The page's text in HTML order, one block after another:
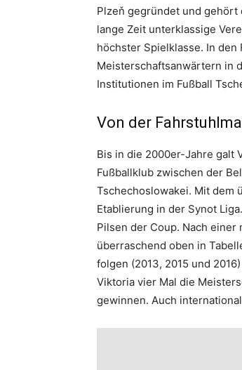
Plzeň gegründet und gehört
lange Zeit unterklassige
höchster Spielklasse. In den
Meisterschaftsanwärtern in
Institutionen im Fußball
Von der
Bis in die 2000er-Jahre galt
Fußballklub zwischen der
Tschechoslowakei. Mit dem
Etablierung in der Synot
Pilsen der Coup. Nach einer
überraschend oben in
folgen (2013, 2015 und
Viktoria vier Mal die
gewinnen. Auch